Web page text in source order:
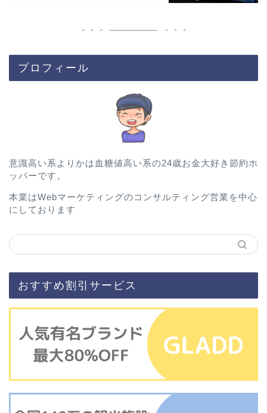
プロフィール
意識高い系よりかは血糖値高い系の24歳お金大好き節約ホ
ッパーです。
本業はWebマーケティングのコンサルティング営業を中心
にしております
おすすめ割引サービス